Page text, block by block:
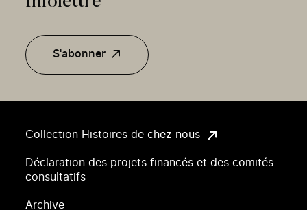
Collection Histoires de chez nous
Déclaration des projets financés et des comités
consultatifs
Archive
S'abonner